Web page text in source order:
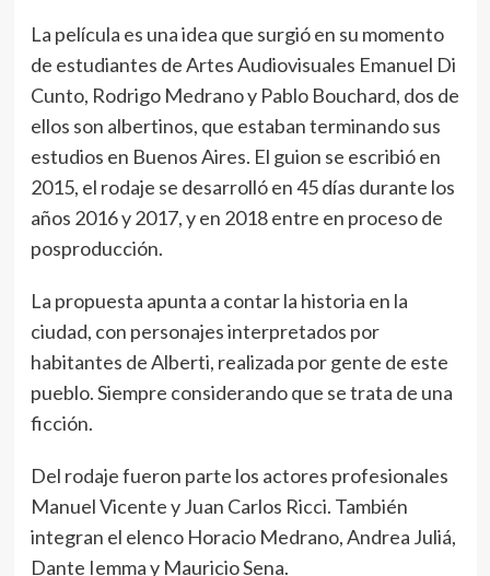
La película es una idea que surgió en su momento
de estudiantes de Artes Audiovisuales Emanuel Di
Cunto, Rodrigo Medrano y Pablo Bouchard, dos de
ellos son albertinos, que estaban terminando sus
estudios en Buenos Aires. El guion se escribió en
2015, el rodaje se desarrolló en 45 días durante los
años 2016 y 2017, y en 2018 entre en proceso de
posproducción.
La propuesta apunta a contar la historia en la
ciudad, con personajes interpretados por
habitantes de Alberti, realizada por gente de este
pueblo. Siempre considerando que se trata de una
ficción.
Del rodaje fueron parte los actores profesionales
Manuel Vicente y Juan Carlos Ricci. También
integran el elenco Horacio Medrano, Andrea Juliá,
Dante Iemma y Mauricio Sena.